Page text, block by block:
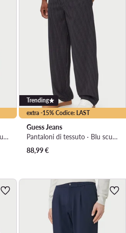
Camicia · Beige chiaro · Regular Fit
extra -15% Codice: LAST
Trending
Guess Jeans
Pantaloni di tessuto · Blu scuro · Regular Fit
88,99€